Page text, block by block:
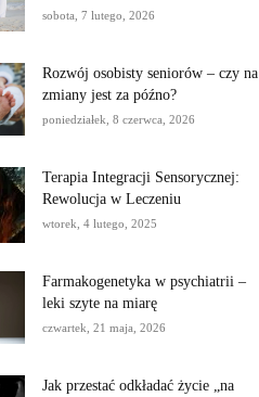
sobota, 7 lutego, 2026
Rozwój osobisty seniorów – czy na
zmiany jest za późno?
poniedziałek, 8 czerwca, 2026
Terapia Integracji Sensorycznej:
Rewolucja w Leczeniu
wtorek, 4 lutego, 2025
Farmakogenetyka w psychiatrii –
leki szyte na miarę
czwartek, 21 maja, 2026
Jak przestać odkładać życie „na